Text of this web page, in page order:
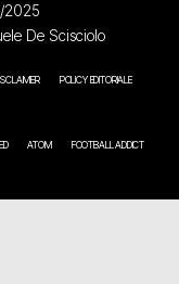
2025
De Scisciolo
POLICY EDITORIALE
ATOM FOOTBALL ADDICT